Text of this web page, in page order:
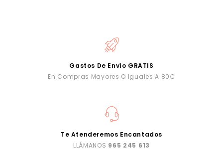
Gastos De Envío GRATIS
En Compras Mayores O Iguales A 80€
Te Atenderemos Encantados
LLÁMANOS 965 245 613